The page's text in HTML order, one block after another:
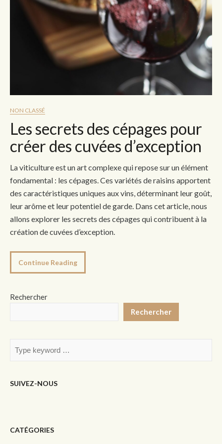
NON CLASSÉ
Les secrets des cépages pour
créer des cuvées d’exception
La viticulture est un art complexe qui repose sur un élément
fondamental : les cépages. Ces variétés de raisins apportent
des caractéristiques uniques aux vins, déterminant leur goût,
leur arôme et leur potentiel de garde. Dans cet article, nous
allons explorer les secrets des cépages qui contribuent à la
création de cuvées d’exception.
Continue Reading
Rechercher
Rechercher
SUIVEZ-NOUS
CATÉGORIES